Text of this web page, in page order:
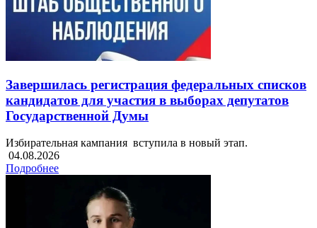
Завершилась регистрация федеральных списков
кандидатов для участия в выборах депутатов
Государственной Думы
Избирательная кампания вступила в новый этап.
04.08.2026
Подробнее